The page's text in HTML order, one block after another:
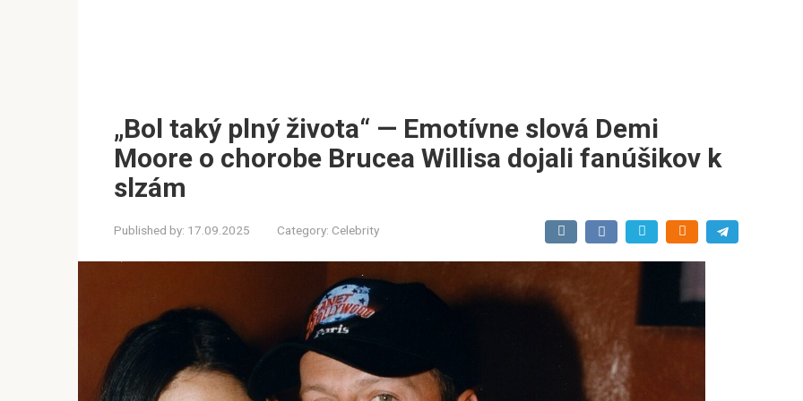
„Bol taký plný života“ — Emotívne slová Demi
Moore o chorobe Brucea Willisa dojali fanúšikov k
slzám
Published by: 17.09.2025 Category: Celebrity